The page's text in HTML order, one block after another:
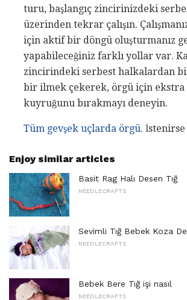
turu, başlangıç ​​zincirinizdeki
üzerinden tekrar çalışın.
için aktif bir döngü oluşturmanız
yapabileceğiniz farklı yollar var.
zincirindeki serbest halkalardan
bir ilmek çekerek, örgü için
kuyruğunu bırakmayı deneyin.
Tüm gevşek uçlarda örgü. İstenirse
Enjoy similar articles
Basit Rag Halı Desen Tığ
NEEDLECRAFTS
Sevimli Tığ Bebek Koza
NEEDLECRAFTS
Bebek Bere Tığ işi nasıl
NEEDLECRAFTS